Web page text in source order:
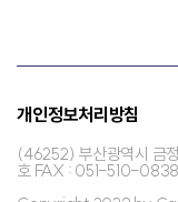
개인정보처리방침
(46252) 부산광역시 금
호 FAX : 051-510-0838